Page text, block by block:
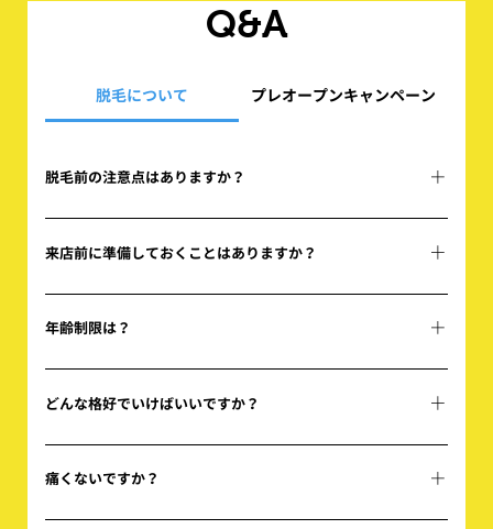
Q&A
脱毛について プレオープンキャンペーン
脱毛前の注意点はありますか？
施術希望箇所に、制汗スプレー、日焼け止めは使
わないでください
来店前に準備しておくことはありますか？
脱毛希望箇所に関してはシェービングをお願いし
ます。
年齢制限は？
特に年齢制限はありません 何らかの理由で、施術
不可と判断した場合、お断りさせていただく可能
どんな格好でいけばいいですか？
着替え時間が省けますので、タンクトップやキャ
ミソールを着てご来店ください。
痛くないですか？